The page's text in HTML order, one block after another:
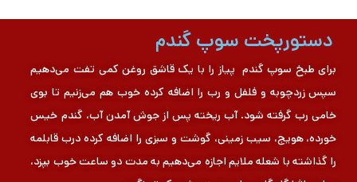
دستورپخت سوپ گندم
برای طبخ سوپ گندم پیاز را با یک قاشق روغن کمی تفت می‌دهیم
سپس زردچوبه و فلفل و رب را اضافه کرده خوب هم می‌زنیم تا بوی
خامی رب گرفته شود. آب ریخته پس از جوش آمدن آب، گندم خیس
خورده، هویج، سیب زمینی، گوشت و سبزی را اضافه کرده درب قابلمه
را گذاشته با شعله ملایم اجازه می‌دهیم به مدت دو ساعت خوب بپزد،